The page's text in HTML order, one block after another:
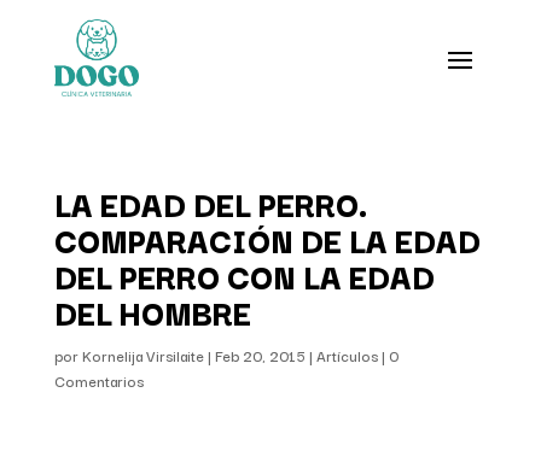
LA EDAD DEL PERRO.
COMPARACIÓN DE LA EDAD
DEL PERRO CON LA EDAD
DEL HOMBRE
porKornelija Virsilaite| Feb 20, 2015 | Artículos| 0
Comentarios